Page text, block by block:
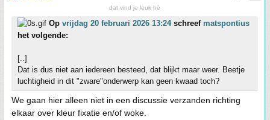
dat vind je leuk hè
Op vrijdag 20 februari 2026 13:24schreef matspontius
het volgende:
[..]
Dat is dus niet aan iedereen besteed, dat blijkt maar weer. Beetje
luchtigheid in dit "zware"onderwerp kan geen kwaad toch?
We gaan hier alleen niet in een discussie verzanden richting
elkaar over kleur fixatie en/of woke.